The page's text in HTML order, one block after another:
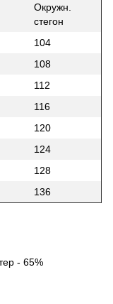
Окружн.
стегон
104
108
112
116
120
124
128
136
- 65%